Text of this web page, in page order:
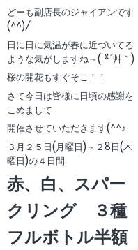
どーも副店長のジャイアンです
(^^)/
日に日に気温が春に近づいてる
ような気がしますね～( *´艸｀)
桜の開花もすぐそこ！！
さて今日は皆様に日頃の感謝を
こめまして
開催させていただきます(^^♪
３月２５日(月曜日)～２8日(木
曜日)の４日間
赤、白、スパー
クリング ３種
フルボトル半額